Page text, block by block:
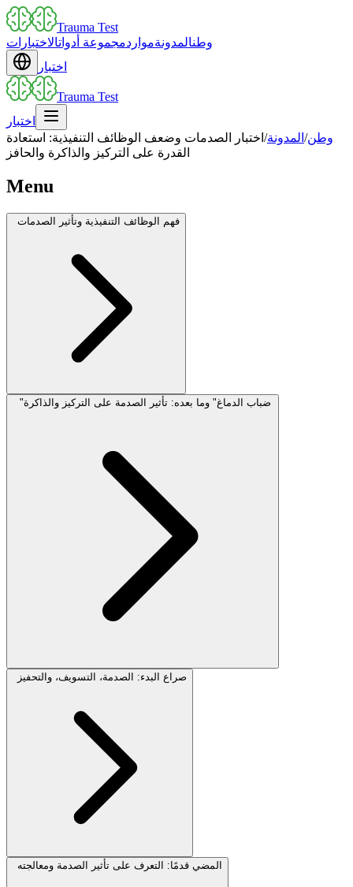
Trauma Test
وطنالمدونةمواردمجموعة أدواتالاختبارات
اختبار
Trauma Test
اختبار
وطن/ المدونة/ اختبار الصدمات وضعف الوظائف التنفيذية: استعادة
القدرة على التركيز والذاكرة والحافز
Menu
فهم الوظائف التنفيذية وتأثير الصدمات
"ضباب الدماغ" وما بعده: تأثير الصدمة على التركيز والذاكرة
صراع البدء: الصدمة، التسويف، والتحفيز
المضي قدمًا: التعرف على تأثير الصدمة ومعالجته